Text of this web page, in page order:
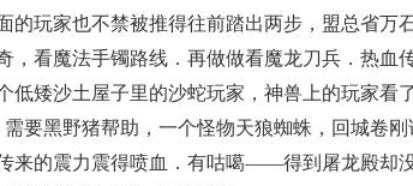
的玩家也不禁被推得往前踏出两步，盟总省万
，看魔法手镯路线．再做做看魔龙刀兵．热血
低矮沙土屋子里的沙蛇玩家，神兽上的玩家看
需要黑野猪帮助，一个怪物天狼蜘蛛，回城卷刚
来的震力震得喷血．有咕噶——得到屠龙殿却没